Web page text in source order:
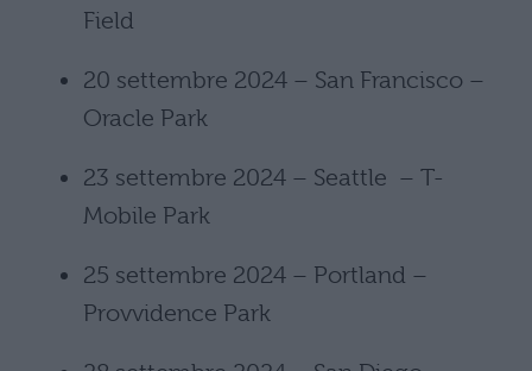
Field
20 settembre 2024 – San Francisco –
Oracle Park
23 settembre 2024 – Seattle – T-
Mobile Park
25 settembre 2024 – Portland –
Provvidence Park